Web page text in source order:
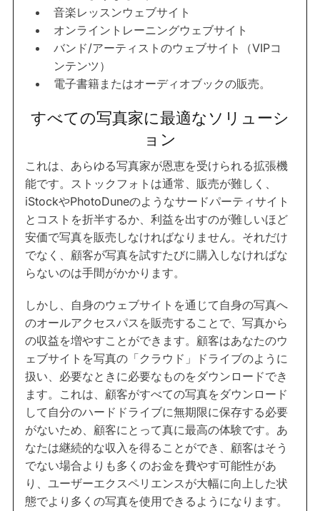
音楽レッスンウェブサイト
オンライントレーニングウェブサイト
バンド/アーティストのウェブサイト（VIPコ
ンテンツ）
電子書籍またはオーディオブックの販売。
すべての写真家に最適なソリューシ
ョン
これは、あらゆる写真家が恩恵を受けられる拡張機
能です。ストックフォトは通常、販売が難しく、
iStockやPhotoDuneのようなサードパーティサイト
とコストを折半するか、利益を出すのが難しいほど
安価で写真を販売しなければなりません。それだけ
でなく、顧客が写真を試すたびに購入しなければな
らないのは手間がかかります。
しかし、自身のウェブサイトを通じて自身の写真へ
のオールアクセスパスを販売することで、写真から
の収益を増やすことができます。顧客はあなたのウ
ェブサイトを写真の「クラウド」ドライブのように
扱い、必要なときに必要なものをダウンロードでき
ます。これは、顧客がすべての写真をダウンロード
して自分のハードドライブに無期限に保存する必要
がないため、顧客にとって真に最高の体験です。あ
なたは継続的な収入を得ることができ、顧客はそう
でない場合よりも多くのお金を費やす可能性があ
り、ユーザーエクスペリエンスが大幅に向上した状
態でより多くの写真を使用できるようになります。